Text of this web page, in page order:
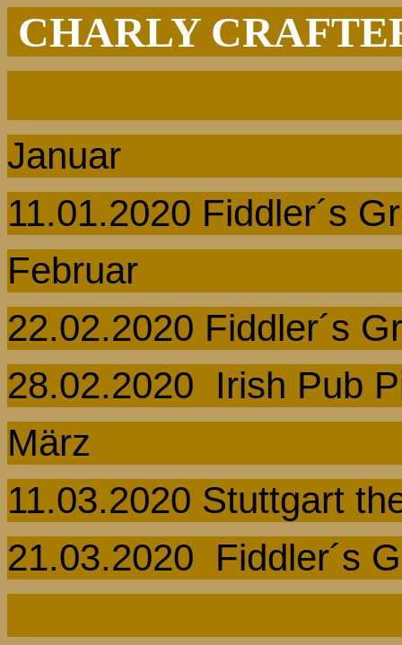
CHARLY
Januar
11.01.2020 Fiddler´s
Februar
22.02.2020 Fiddler´s
28.02.2020
Irish Pub
März
11.03.2020 Stuttgart
21.03.2020 Fiddler´s